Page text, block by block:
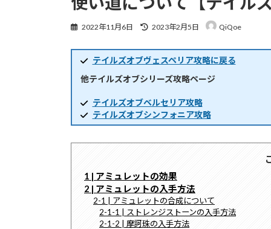
2022年11月6日
最
新
日
時
2023年2月5日 QiQoe
テイルズオブヴェスペリア攻略に戻る
他テイルズオブシリーズ攻略ページ
テイルズオブベルセリア攻略
テイルズオブシンフォニア攻略
1 | アミュレットの効果
2 | アミュレットの入手方法
2-1 | アミュレットの合成について
2-1-1 | ストレンジストーンの入手方法
2-1-2 | 摩訶珠の入手方法